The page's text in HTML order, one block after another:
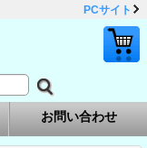
PCサイト
お問い合わせ